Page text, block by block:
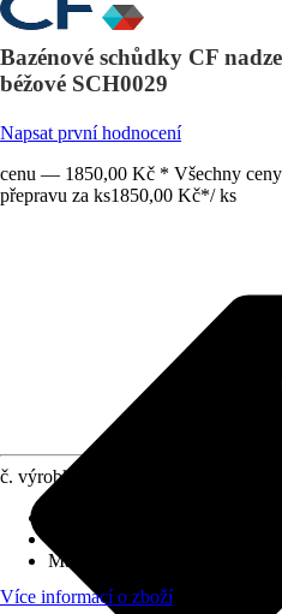
Bazénové schůdky CF
béžové SCH0029
Napsat první hodnocení
cenu — 1850,00 Kč * Všechny
přepravu za ks1850,00 Kč*/ ks
č. výrobku
Materiál
Více informací o zboží